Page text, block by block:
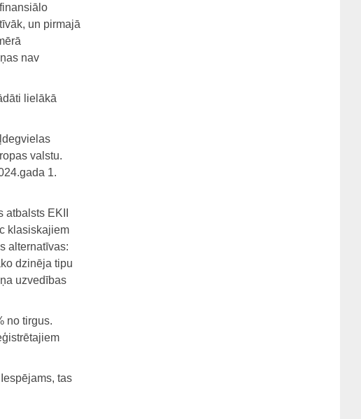
un pirmajā
nav
lielākā
valstu.
1.
EKII
klasiskajiem
alternatīvas:
dzinēja tipu
uzvedības
no tirgus.
tas